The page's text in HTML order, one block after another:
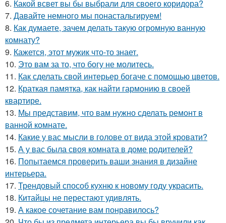
6. Какой всвет вы бы выбрали для своего коридора?
7. Давайте немного мы понастальгируем!
8. Как думаете, зачем делать такую огромную ванную
комнату?
9. Кажется, этот мужик что-то знает.
10. Это вам за то, что богу не молитесь.
11. Как сделать свой интерьер богаче с помощью цветов.
12. Краткая памятка, как найти гармонию в своей
квартире.
13. Мы представим, что вам нужно сделать ремонт в
ванной комнате.
14. Какие у вас мысли в голове от вида этой кровати?
15. А у вас была своя комната в доме родителей?
16. Попытаемся проверить ваши знания в дизайне
интерьера.
17. Трендовый способ кухню к новому году украсить.
18. Китайцы не перестают удивлять.
19. А какое сочетание вам понравилось?